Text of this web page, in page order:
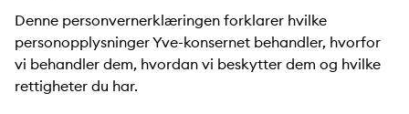
Denne personvernerklæringen forklarer hvilke
personopplysninger Yve-konsernet behandler, hvorfor
vi behandler dem, hvordan vi beskytter dem og hvilke
rettigheter du har.